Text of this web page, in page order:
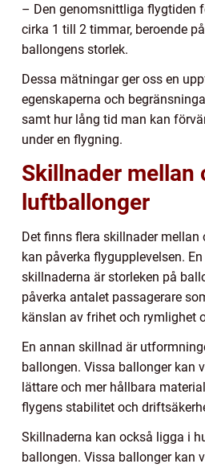
– Den genomsnittliga flygtiden
cirka 1 till 2 timmar, beroende
ballongens storlek.
Dessa mätningar ger oss en
egenskaperna och
samt hur lång tid man kan
under en flygning.
Skillnader mellan
luftballonger
Det finns flera skillnader
kan påverka flygupplevelsen.
skillnaderna är storleken på
påverka antalet passagerare
känslan av frihet och rymlighet
En annan skillnad är
ballongen. Vissa ballonger kan
lättare och mer hållbara
flygens stabilitet och
Skillnaderna kan också ligga i
ballongen. Vissa ballonger kan